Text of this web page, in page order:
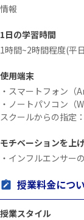
情報
1日の学習時間
1時間~2時間程度(平
使用端末
・スマートフォン（
・ノートパソコン（
スクールからの指定
モチベーションを上
・インフルエンサー
授業料金につ
授業スタイル